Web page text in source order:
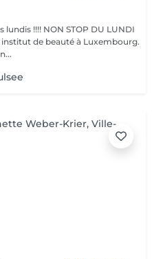
!!!! NON STOP DU LUNDI